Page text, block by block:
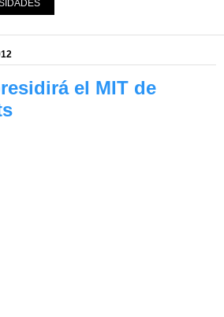
el MIT de